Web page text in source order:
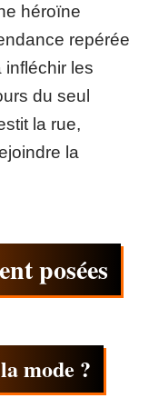
héroïne
repérée
infléchir les
du seul
la rue,
la
posées
mode ?